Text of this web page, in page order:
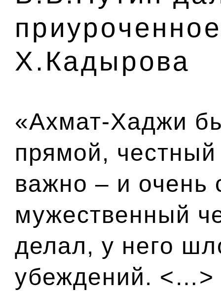
Х.Кадырова
«Ахмат-Хаджи
прямой,
важно – и очень
мужественный
делал, у него
убеждений. <…>